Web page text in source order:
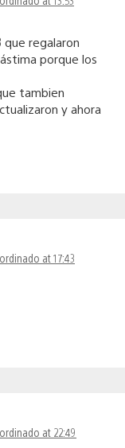
regalaron
porque los
tambien
y ahora
at 17:43
at 22:49